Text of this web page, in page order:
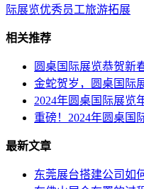
际展览优秀员工旅游拓展
相关推荐
圆桌国际展览恭贺新
金蛇贺岁，圆桌国际
2024年圆桌国际展览
重磅！2024年圆桌国
最新文章
东莞展台搭建公司如